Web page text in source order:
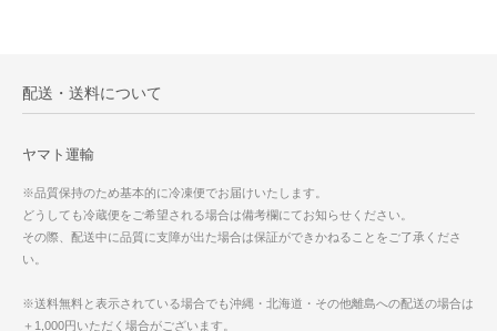
配送・送料について
ヤマト運輸
※品質保持のため基本的に冷凍便でお届けいたします。
どうしても冷蔵便をご希望される場合は備考欄にてお知らせください。
その際、配送中に品質に支障が出た場合は保証ができかねることをご了承くださ
い。
※送料無料と表示されている場合でも沖縄・北海道・その他離島への配送の場合は
＋1,000円いただく場合がございます。